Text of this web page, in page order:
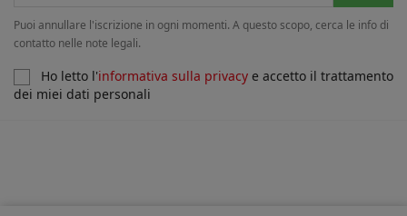
Puoi annullare l'iscrizione in ogni momenti. A questo scopo, cerca le info di
contatto nelle note legali.
Ho letto l'informativa sulla privacy e accetto il trattamento
dei miei dati personali